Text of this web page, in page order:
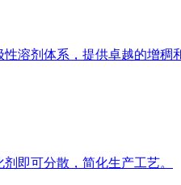
溶剂体系，提供卓越的增稠
即可分散，简化生产工艺。